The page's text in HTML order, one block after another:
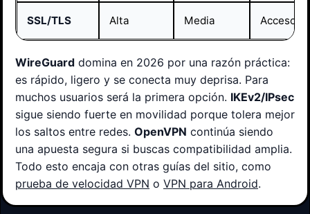
SSL/TLS Alta Media Acceso a
WireGuard domina en 2026 por una razón práctica:
es rápido, ligero y se conecta muy deprisa. Para
muchos usuarios será la primera opción. IKEv2/IPsec
sigue siendo fuerte en movilidad porque tolera mejor
los saltos entre redes. OpenVPN continúa siendo
una apuesta segura si buscas compatibilidad amplia.
Todo esto encaja con otras guías del sitio, como
prueba de velocidad VPN o VPN para Android.